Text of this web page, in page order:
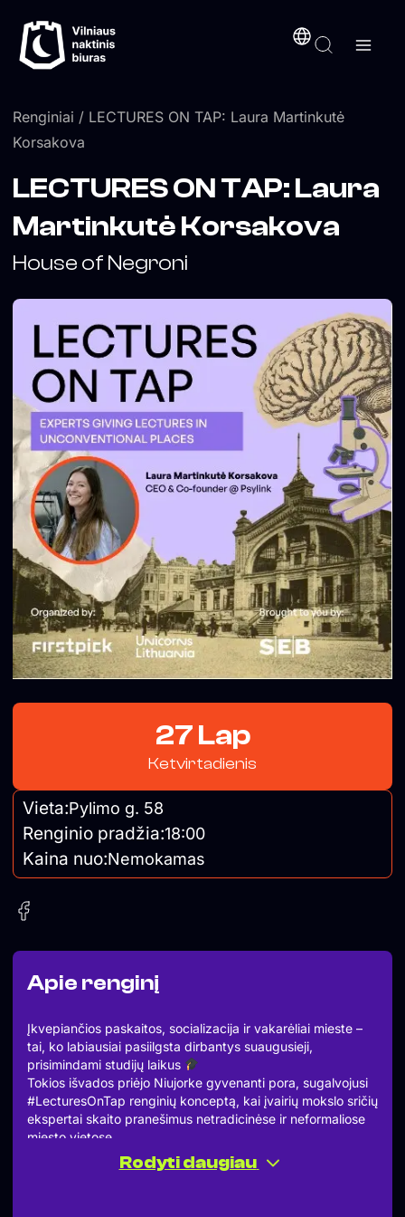
prie
turinio
Renginiai / LECTURES ON TAP: Laura Martinkutė
Korsakova
Apie renginį
Įkvepiančios paskaitos, socializacija ir vakarėliai mieste –
tai, ko labiausiai pasiilgsta dirbantys suaugusieji,
prisimindami studijų laikus
Tokios išvados priėjo Niujorke gyvenanti pora, sugalvojusi
#LecturesOnTap renginių konceptą, kai įvairių mokslo sričių
ekspertai skaito pranešimus netradicinėse ir neformaliose
miesto vietose.
Išpopuliarėję Didžiajame obuolyje, šie renginiai jau ir
Vilniuje. O ketvirtasis ir paskutinis šiemet – vyks lygiai po
Rodyti daugiau
LECTURES ON TAP: Laura
Martinkutė Korsakova
House of Negroni
27 Lap
Ketvirtadienis
Vieta:Pylimo g. 58
Renginio pradžia:18:00
Kaina nuo:Nemokamas